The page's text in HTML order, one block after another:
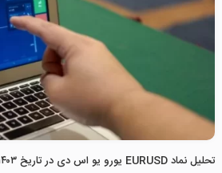
تحلیل نماد EURUSD یورو یو اس دی در تاریخ ۲۷٫۴٫۱۴۰۳